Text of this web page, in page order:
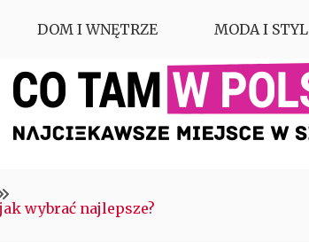
DOM I WNĘTRZE MODA I STYL
wybrać najlepsze?